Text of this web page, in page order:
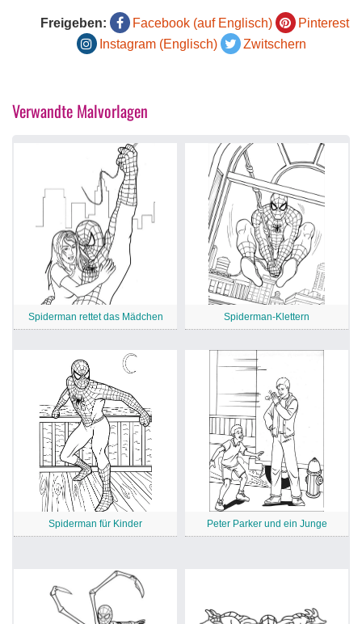
Freigeben: Facebook (auf Englisch)
Pinterest
Instagram (Englisch)
Zwitschern
Verwandte Malvorlagen
Spiderman rettet das Mädchen Spiderman-Klettern
Spiderman für Kinder Peter Parker und ein Junge